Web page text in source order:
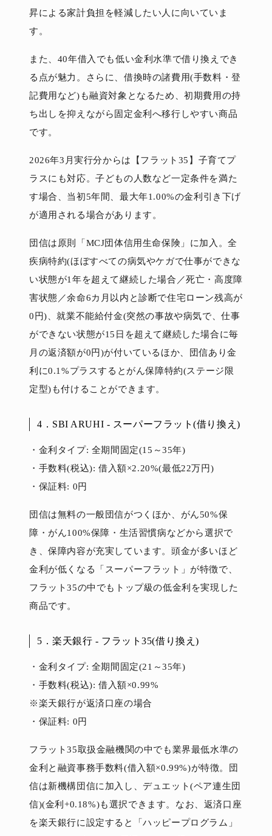
昇による家計負担を軽減したい人に向いていま
す。
また、40年借入でも低い金利水準で借り換えでき
る点が魅力。さらに、借換時の諸費用(手数料・登
記費用など)も融資対象となるため、初期費用の持
ち出しを抑えながら固定金利へ移行しやすい商品
です。
2026年3月実行分からは【フラット35】子育てプ
ラスにも対応。子どもの人数など一定条件を満た
す場合、当初5年間、最大年1.00%の金利引き下げ
が適用される場合があります。
団信は原則「MCJ団体信用生命保険」に加入。全
疾病特約(ほぼすべての病気やケガで仕事ができな
い状態が1年を超えて継続した場合／死亡・高度障
害状態／余命6カ月以内と診断で住宅ローン残高が
0円)、就業不能給付金(突然の事故や病気で、仕事
ができない状態が15日を超えて継続した場合に毎
月の返済額が0円)が付いているほか、団信あり金
利に0.1%プラスするとがん保障特約(ステージ限
定型)も付けることができます。
4．SBI ARUHI - スーパーフラット(借り換え)
・金利タイプ: 全期間固定(15～35年)
・手数料(税込): 借入額×2.20%(最低22万円)
・保証料: 0円
団信は無料の一般団信がつくほか、がん50%保
障・がん100%保障・生活習慣病などから選択で
き、保障内容が充実しています。頭金が多いほど
金利が低くなる「スーパーフラット」が特徴で、
フラット35の中でもトップ級の低金利を実現した
商品です。
5．楽天銀行 - フラット35(借り換え)
・金利タイプ: 全期間固定(21～35年)
・手数料(税込): 借入額×0.99%
※楽天銀行が返済口座の場合
・保証料: 0円
フラット35取扱金融機関の中でも業界最低水準の
金利と融資事務手数料(借入額×0.99%)が特徴。団
信は新機構団信に加入し、デュエット(ペア連生団
信)(金利+0.18%)も選択できます。なお、返済口座
を楽天銀行に設定すると「ハッピープログラム」